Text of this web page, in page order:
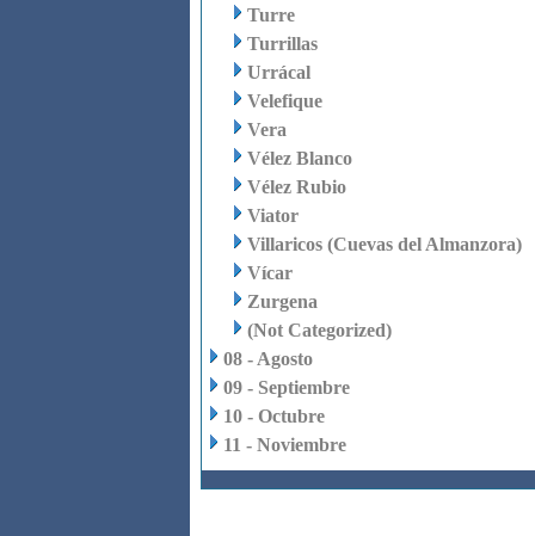
Turre
Turrillas
Urrácal
Velefique
Vera
Vélez Blanco
Vélez Rubio
Viator
Villaricos (Cuevas del Almanzora)
Vícar
Zurgena
(Not Categorized)
08 - Agosto
09 - Septiembre
10 - Octubre
11 - Noviembre